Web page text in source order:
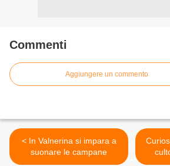
Commenti
Aggiungere un commento
< In Valnerina si impara a
suonare le campane